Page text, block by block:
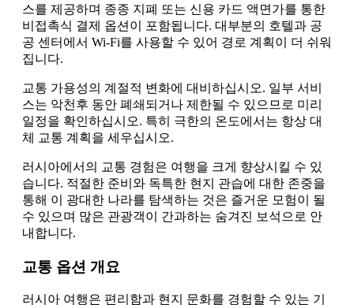
스를 제공하며 종종 지폐 또는 신용 카드 액면가를 통한
비접촉식 결제 옵션이 포함됩니다. 대부분의 호텔과 공
공 센터에서 Wi-Fi를 사용할 수 있어 경로 계획이 더 쉬워
집니다.
교통 가용성의 계절적 변화에 대비하십시오. 일부 서비
스는 악천후 동안 폐쇄되거나 제한될 수 있으므로 미리
일정을 확인하십시오. 특히 극한의 온도에서는 항상 대
체 교통 계획을 세우십시오.
러시아에서의 교통 경험은 여행을 크게 향상시킬 수 있
습니다. 적절한 준비와 독특한 현지 관습에 대한 존중을
통해 이 광대한 나라를 탐색하는 것은 즐거운 모험이 될
수 있으며 많은 관광객이 간과하는 숨겨진 보석으로 안
내합니다.
교통 옵션 개요
러시아 여행은 편리함과 현지 문화를 경험할 수 있는 기